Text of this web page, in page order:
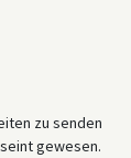
zu senden
gewesen.